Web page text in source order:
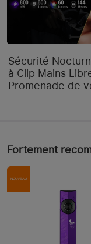
Sécurité
à Clip Mains
Promenade de
Fortement
NOUVEAU